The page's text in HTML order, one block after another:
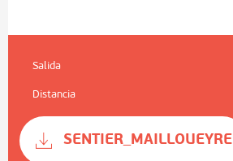
Información práctica
Salida
Distancia
SENTIER_MAILLOUEYRE